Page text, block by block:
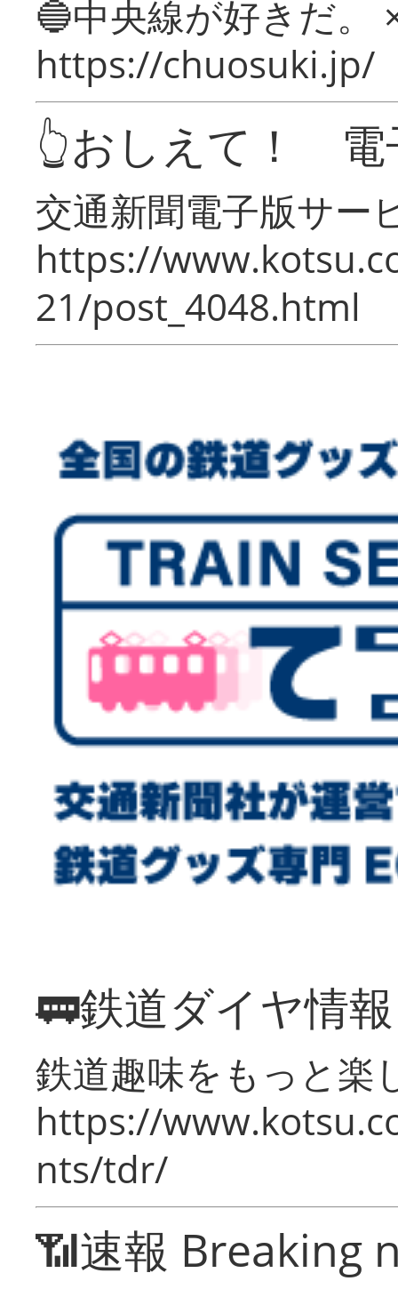
🔵中央線が好きだ。
https://chuosuki.jp/
👆おしえて！ 電
交通新聞電子版サー
https://
21/post_4048.html
🚃鉄道ダイヤ情
鉄道趣味をもっと楽
https://
nts/tdr/
📶速報 Breaking